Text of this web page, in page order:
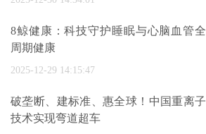
8鲸健康：科技守护睡眠与心脑血管全
周期健康
2025-12-29 14:15:47
破垄断、建标准、惠全球！中国重离子
技术实现弯道超车